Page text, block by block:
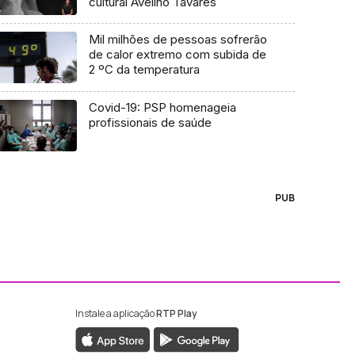
Mil milhões de pessoas sofrerão
de calor extremo com subida de
2 ºC da temperatura
Covid-19: PSP homenageia
profissionais de saúde
PUB
da RTP Madeira
da RTP Madeira
Instale a aplicaçãoRTP Play